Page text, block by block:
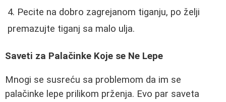
Pecite na dobro zagrejanom tiganju, po želji
premazujte tiganj sa malo ulja.
Saveti za Palačinke Koje se Ne Lepe
Mnogi se susreću sa problemom da im se
palačinke lepe prilikom prženja. Evo par saveta